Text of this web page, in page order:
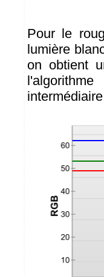
Pour le
lumière
on obtient